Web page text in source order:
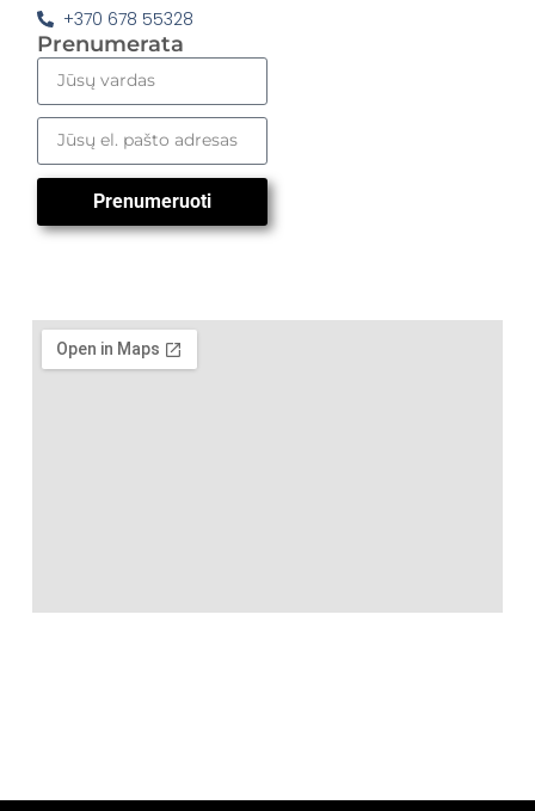
+370 678 55328
Prenumerata
Prenumeruoti